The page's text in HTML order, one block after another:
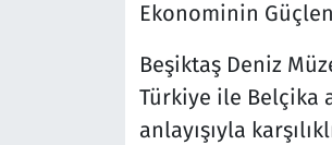
Ekonominin
Beşiktaş Deniz
Türkiye ile Belçika
anlayışıyla